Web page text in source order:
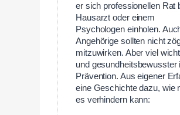
er sich professionellen Rat
Hausarzt oder einem
Psychologen einholen.
Angehörige sollten nicht
mitzuwirken. Aber viel
und gesundheitsbewusster
Prävention. Aus eigener
eine Geschichte dazu, wie
es verhindern kann: